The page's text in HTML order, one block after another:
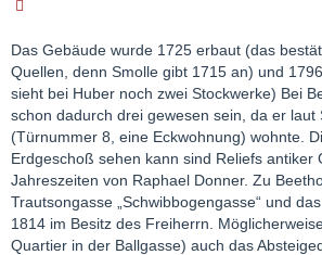
Das Gebäude wurde 1725 erbaut (das
Quellen, denn Smolle gibt 1715 an) und
sieht bei Huber noch zwei Stockwerke) Bei
schon dadurch drei gewesen sein, da er laut
(Türnummer 8, eine Eckwohnung) wohnte.
Erdgeschoß sehen kann sind Reliefs antiker
Jahreszeiten von Raphael Donner. Zu
Trautsongasse „Schwibbogengasse“ und
1814 im Besitz des Freiherrn.
Quartier in der Ballgasse) auch das